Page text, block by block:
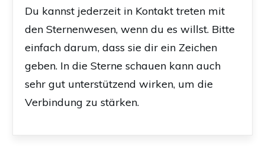
Du kannst jederzeit in Kontakt treten mit
den Sternenwesen, wenn du es willst. Bitte
einfach darum, dass sie dir ein Zeichen
geben. In die Sterne schauen kann auch
sehr gut unterstützend wirken, um die
Verbindung zu stärken.